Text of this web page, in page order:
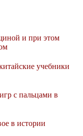
и при этом
учебники
с пальцами в
в истории